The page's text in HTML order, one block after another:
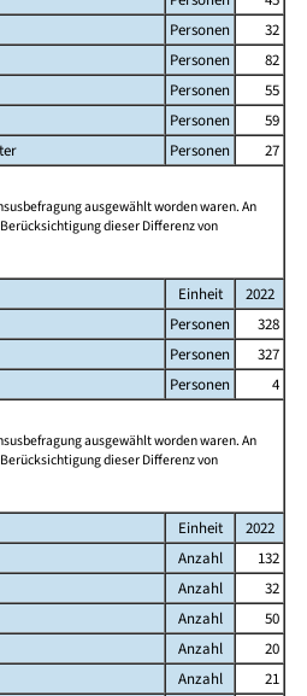
Personen
32
Personen
82
Personen
55
Personen
59
Personen
27
ausgewählt worden waren. An
dieser Differenz von
Einheit
2022
Personen
328
Personen
327
Personen
4
ausgewählt worden waren. An
dieser Differenz von
Einheit
2022
Anzahl
132
Anzahl
32
Anzahl
50
Anzahl
20
Anzahl
21